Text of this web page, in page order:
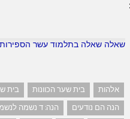
שאלה שאלה בתלמוד עשר הספירות
אלהות בית שער הכוונות בית
הנה הם נודעים
הנה: ד נשמה